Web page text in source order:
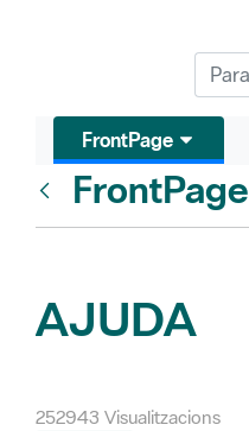
FrontPage
FrontPage
AJUDA
252943 Visualitzacions